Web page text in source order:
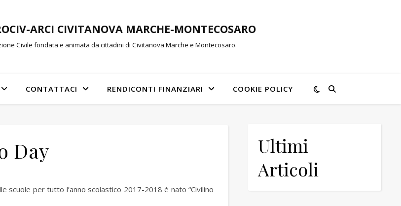
ARCI CIVITANOVA MARCHE-MONTECOSARO
Civile fondata e animata da cittadini di Civitanova Marche e Montecosaro.
CONTATTACI RENDICONTI FINANZIARI COOKIE POLICY
Day
per tutto l’anno scolastico 2017-2018 è nato “Civilino
Ultimi
Articoli